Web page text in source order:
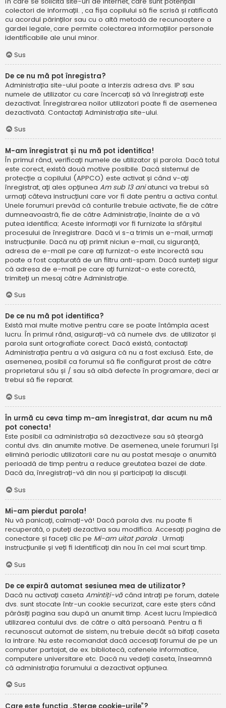
colectori de informații. , ca fișa copilului să fie scrisă și ratificată
cu acordul părinților sau cu o altă metodă de recunoaștere a
gardei legale, care permite colectarea informațiilor personale
identificabile ale unui minor.
Sus
De ce nu mă pot înregistra?
Administrația site-ului poate a interzis adresa dvs. IP sau
numele de utilizator cu care încercați să vă înregistrați este
dezactivat. Înregistrarea noilor utilizatori poate fi de asemenea
dezactivată. Contactați Administrația site-ului.
Sus
M-am înregistrat și nu mă pot identifica!
În primul rând, verificați numele de utilizator și parola. Dacă totul
este corect, există două motive posibile. Dacă sistemul de
protecție a copilului (APPCO) este activat și când v-ați
înregistrat, ați ales opțiunea Am sub 13 aniatunci va trebui să
urmați câteva instrucțiuni care vor fi date pentru a activa contul.
Unele forumuri prevăd că conturile trebuie activate, fie de către
dumneavoastră, fie de către Administrație, înainte de a vă
putea identifica; Aceste informații vor fi furnizate la sfârșitul
procesului de înregistrare. Dacă vi s-a trimis un e-mail, urmați
instrucțiunile. Dacă nu ați primit niciun e-mail, cu siguranță,
adresa de e-mail pe care ați furnizat-o este incorectă sau
poate a fost capturată de un filtru anti-spam. Dacă sunteți sigur
că adresa de e-mail pe care ați furnizat-o este corectă,
trimiteți un mesaj către Administrație.
Sus
De ce nu mă pot identifica?
Există mai multe motive pentru care se poate întâmpla acest
lucru. În primul rând, asigurați-vă că numele dvs. de utilizator și
parola sunt ortografiate corect. Dacă există, contactați
Administrația pentru a vă asigura că nu a fost exclusă. Este, de
asemenea, posibil ca forumul să fie configurat prost de către
proprietarul său și / sau să aibă defecte în programare, deci ar
trebui să fie reparat.
Sus
În urmă cu ceva timp m-am înregistrat, dar acum nu mă
pot conecta!
Este posibil ca administrația să dezactiveze sau să șteargă
contul dvs. din anumite motive. De asemenea, unele forumuri își
elimină periodic utilizatorii care nu au postat mesaje o anumită
perioadă de timp pentru a reduce greutatea bazei de date.
Dacă da, înregistrați-vă din nou și participați la discuții.
Sus
Mi-am pierdut parola!
Nu vă panicați, calmați-vă! Dacă parola dvs. nu poate fi
recuperată, o puteți dezactiva sau modifica. Accesați pagina de
conectare și faceți clic pe Mi-am uitat parola . Urmați
instrucțiunile și veți fi identificați din nou în cel mai scurt timp.
Sus
De ce expiră automat sesiunea mea de utilizator?
Dacă nu activați caseta Amintiți-văcând intrați pe forum, datele
dvs. sunt stocate într-un cookie securizat, care este șters când
părăsiți pagina sau după un anumit timp. Acest lucru împiedică
utilizarea contului dvs. de către o altă persoană. Pentru a fi
recunoscut automat de sistem, nu trebuie decât să bifați caseta
la intrare. Nu este recomandat dacă accesați forumul de pe un
computer partajat, de ex. bibliotecă, cafenele informatice,
computere universitare etc. Dacă nu vedeți caseta, înseamnă
că administrația forumului a dezactivat opțiunea.
Sus
Care este funcția „Șterge cookie-urile”?